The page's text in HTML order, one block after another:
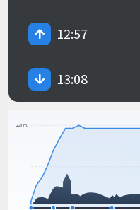
12:57
13:08